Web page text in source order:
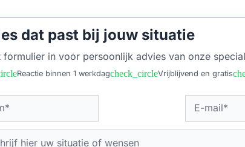
dat past bij jouw situatie
formulier in voor persoonlijk advies van onze
Reactie binnen 1 werkdagcheck_circleVrijblijvend en gratis